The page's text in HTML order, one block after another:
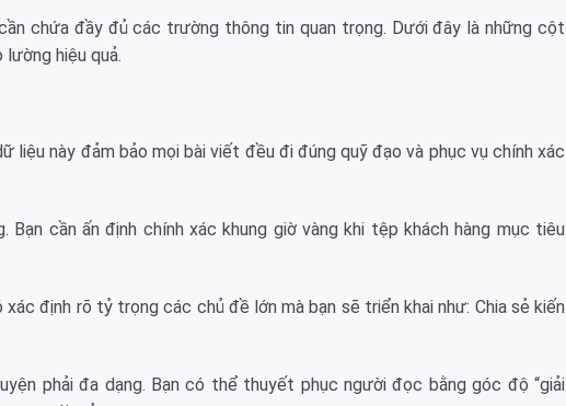
chứa đầy đủ các trường thông tin quan trọng. Dưới đây là những cột
hiệu quả.
liệu này đảm bảo mọi bài viết đều đi đúng quỹ đạo và phục vụ chính xác
Bạn cần ấn định chính xác khung giờ vàng khi tệp khách hàng mục tiêu
định rõ tỷ trọng các chủ đề lớn mà bạn sẽ triển khai như: Chia sẻ kiến
phải đa dạng. Bạn có thể thuyết phục người đọc bằng góc độ “giải